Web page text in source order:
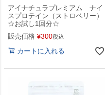
アイナチュラプレミアム ナイ
スプロテイン（ストロベリー）
☆お試し1回分☆
販売価格 ¥300税込
カートに入れる